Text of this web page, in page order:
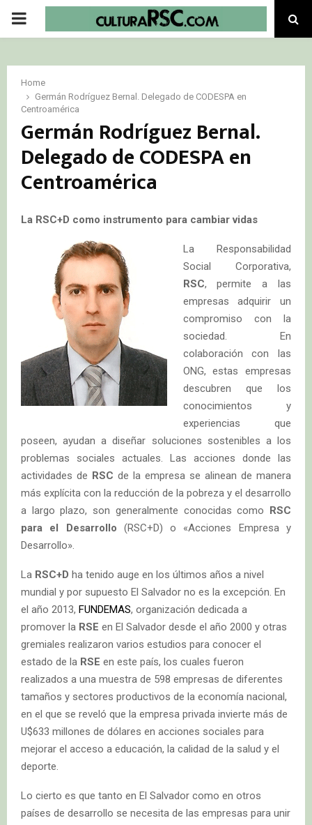
PRIMARY
Home
Germán Rodríguez Bernal. Delegado de CODESPA en
Centroamérica
Germán Rodríguez Bernal.
Delegado de CODESPA en
Centroamérica
La RSC+D como instrumento para cambiar vidas
La Responsabilidad
Social Corporativa,
RSC, permite a las
empresas adquirir un
compromiso con la
sociedad. En
colaboración con las
ONG, estas empresas
descubren que los
conocimientos y
experiencias que
poseen, ayudan a diseñar soluciones sostenibles a los
problemas sociales actuales. Las acciones donde las
actividades de RSC de la empresa se alinean de manera
más explícita con la reducción de la pobreza y el desarrollo
a largo plazo, son generalmente conocidas como RSC
para el Desarrollo (RSC+D) o «Acciones Empresa y
Desarrollo».
La RSC+D ha tenido auge en los últimos años a nivel
mundial y por supuesto El Salvador no es la excepción. En
el año 2013, FUNDEMAS, organización dedicada a
promover la RSE en El Salvador desde el año 2000 y otras
gremiales realizaron varios estudios para conocer el
estado de la RSE en este país, los cuales fueron
realizados a una muestra de 598 empresas de diferentes
tamaños y sectores productivos de la economía nacional,
en el que se reveló que la empresa privada invierte más de
U$633 millones de dólares en acciones sociales para
mejorar el acceso a educación, la calidad de la salud y el
deporte.
Lo cierto es que tanto en El Salvador como en otros
países de desarrollo se necesita de las empresas para unir